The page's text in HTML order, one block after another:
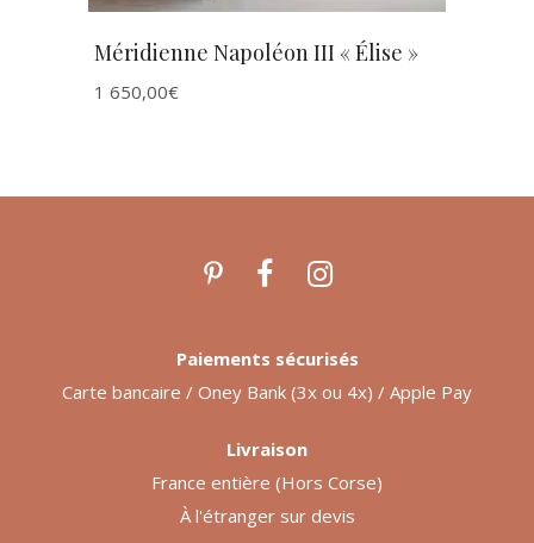
Méridienne Napoléon III « Élise »
1 650,00€
Paiements sécurisés
Carte bancaire / Oney Bank (3x ou 4x) / Apple Pay
Livraison
France entière (Hors Corse)
À l'étranger sur devis